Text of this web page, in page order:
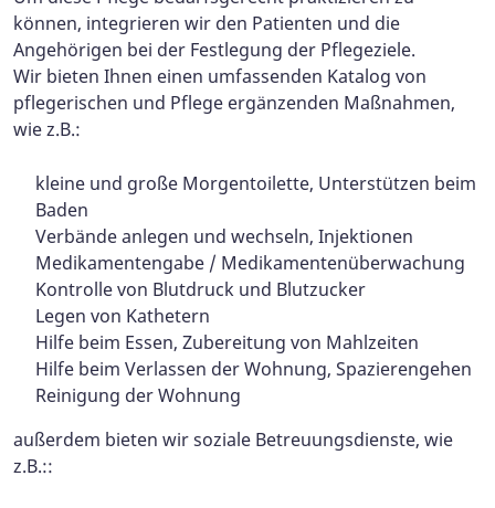
können, integrieren wir den Patienten und die
Angehörigen bei der Festlegung der Pflegeziele.
Wir bieten Ihnen einen umfassenden Katalog von
pflegerischen und Pflege ergänzenden Maßnahmen,
wie z.B.:
kleine und große Morgentoilette, Unterstützen beim
Baden
Verbände anlegen und wechseln, Injektionen
Medikamentengabe / Medikamentenüberwachung
Kontrolle von Blutdruck und Blutzucker
Legen von Kathetern
Hilfe beim Essen, Zubereitung von Mahlzeiten
Hilfe beim Verlassen der Wohnung, Spazierengehen
Reinigung der Wohnung
außerdem bieten wir soziale Betreuungsdienste, wie
z.B.::